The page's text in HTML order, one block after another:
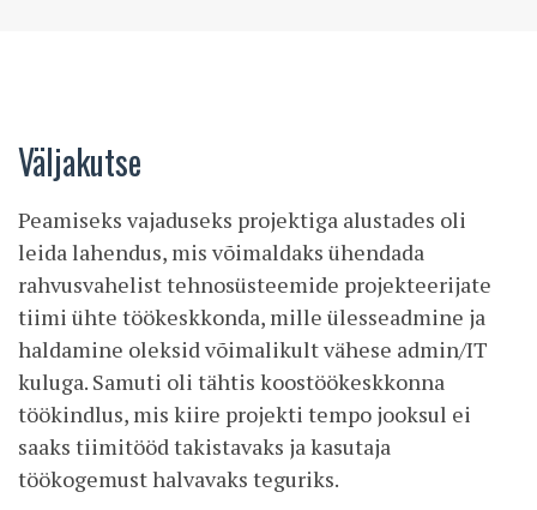
Väljakutse
Peamiseks vajaduseks projektiga alustades oli
leida lahendus, mis võimaldaks ühendada
rahvusvahelist tehnosüsteemide projekteerijate
tiimi ühte töökeskkonda, mille ülesseadmine ja
haldamine oleksid võimalikult vähese admin/IT
kuluga. Samuti oli tähtis koostöökeskkonna
töökindlus, mis kiire projekti tempo jooksul ei
saaks tiimitööd takistavaks ja kasutaja
töökogemust halvavaks teguriks.